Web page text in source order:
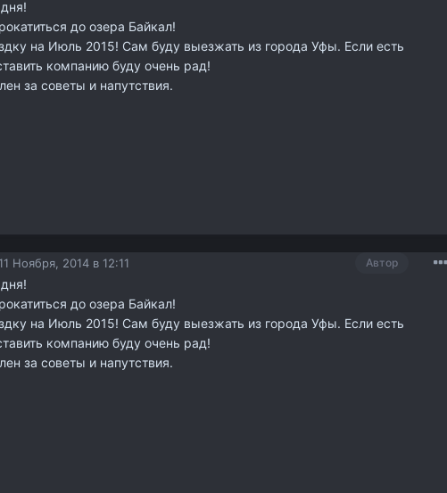
до озера Байкал!
на Июль 2015! Сам буду выезжать из города Уфы. Если есть
компанию буду очень рад!
за советы и напутствия.
Автор
Ноября, 2014 в 12:11
до озера Байкал!
на Июль 2015! Сам буду выезжать из города Уфы. Если есть
компанию буду очень рад!
за советы и напутствия.